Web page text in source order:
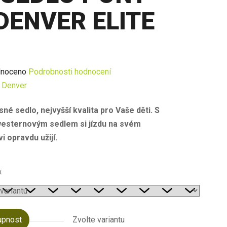
ELITE
Podrobnosti hodnocení
Denver
sedlo, nejvyšší kvalita pro Vaše děti. S
sedlem si jízdu na svém
opravdu užijí.
Zvolte variantu